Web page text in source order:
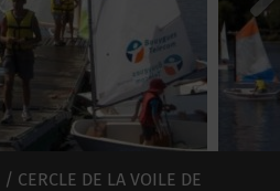
/ CERCLE DE LA VOILE DE